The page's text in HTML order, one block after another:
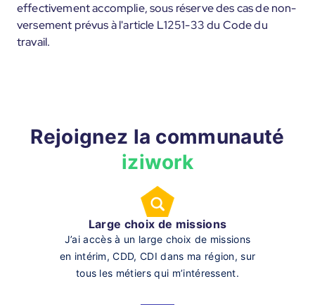
effectivement accomplie, sous réserve des cas de non-
versement prévus à l'article L1251-33 du Code du
travail.
Rejoignez la communauté
iziwork
Large choix de missions
J’ai accès à un large choix de missions
en intérim, CDD, CDI dans ma région, sur
tous les métiers qui m’intéressent.